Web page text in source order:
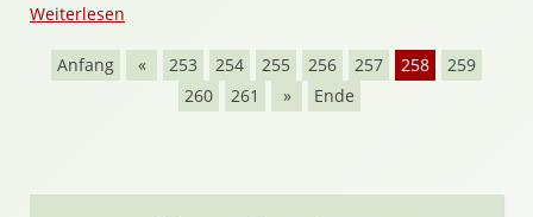
Weiterlesen
Anfang « 253 254 255 256 257 258
259
260
261 » Ende